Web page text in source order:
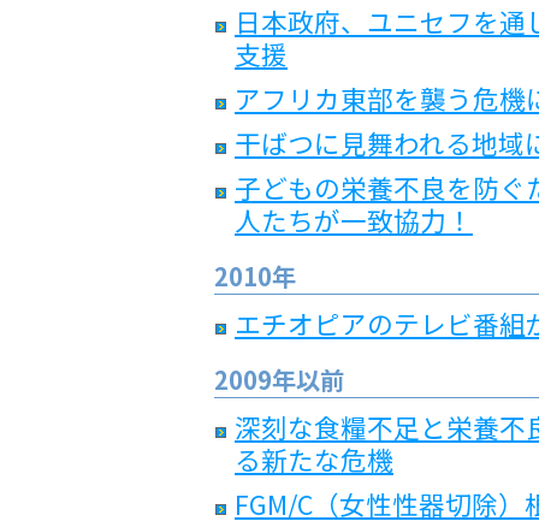
日本政府、ユニセフを
支援
アフリカ東部を襲う危
干ばつに見舞われる地域
子どもの栄養不良を防ぐ
人たちが一致協力！
2010年
エチオピアのテレビ番
2009年以前
深刻な食糧不足と栄養
る新たな危機
FGM/C（女性性器切除